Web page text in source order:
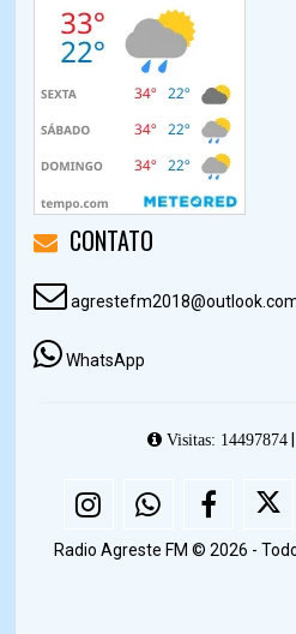
CONTATO
WhatsApp
Visitas: 14497874|
Radio Agreste FM © 2026 -